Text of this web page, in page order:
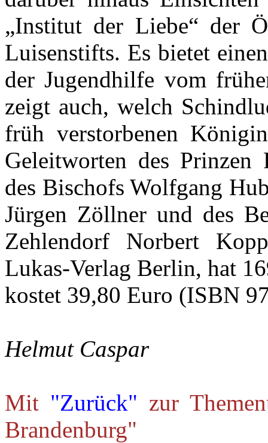
„Institut der Liebe“ der
Luisenstifts. Es bietet
der Jugendhilfe vom
zeigt auch, welch
früh verstorbenen
Geleitworten des
des Bischofs Wolfgang
Jürgen Zöllner und des
Zehlendorf Norbert
Lukas-Verlag Berlin, hat
kostet 39,80 Euro (ISBN
Helmut Caspar
Mit "Zurück" zur
Brandenburg"